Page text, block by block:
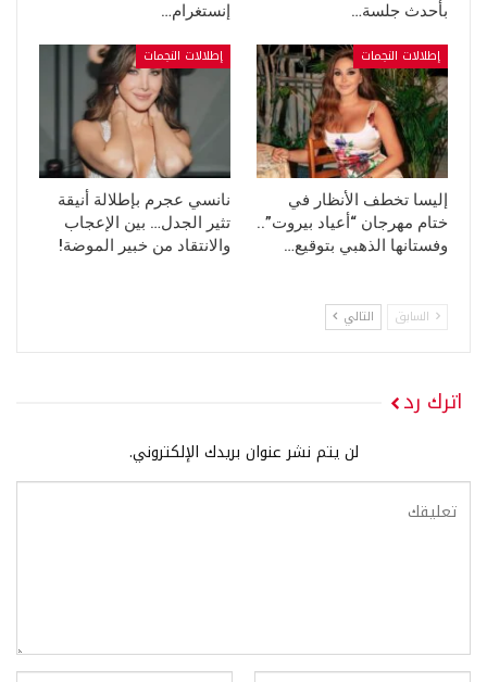
بأحدث جلسة…
إنستغرام…
إطلالات النجمات
إليسا تخطف الأنظار في
ختام مهرجان “أعياد بيروت”..
وفستانها الذهبي بتوقيع…
إطلالات النجمات
نانسي عجرم بإطلالة أنيقة
تثير الجدل… بين الإعجاب
والانتقاد من خبير الموضة!
السابق التالي
اترك رد
لن يتم نشر عنوان بريدك الإلكتروني.